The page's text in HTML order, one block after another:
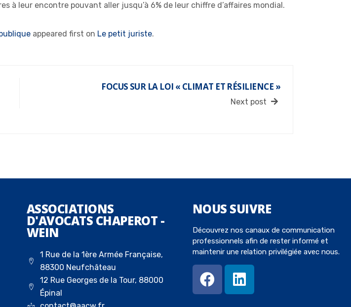
à leur encontre pouvant aller jusqu’à 6% de leur chiffre d’affaires mondial.
appeared first on Le petit juriste.
FOCUS SUR LA LOI « CLIMAT ET RÉSILIENCE »
Next post
ASSOCIATIONS
D'AVOCATS CHAPEROT -
WEIN
1 Rue de la 1ère Armée Française,
88300 Neufchâteau
12 Rue Georges de la Tour, 88000
Épinal
NOUS SUIVRE
Découvrez nos canaux de communication
professionnels afin de rester informé et
maintenir une relation privilégiée avec nous.